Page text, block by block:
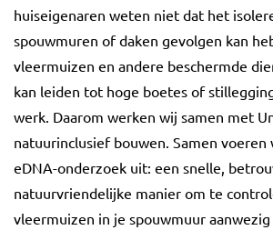
huiseigenaren weten niet dat het
spouwmuren of daken gevolgen kan
vleermuizen en andere beschermde
kan leiden tot hoge boetes of
werk. Daarom werken wij samen met
natuurinclusief bouwen. Samen
eDNA-onderzoek uit: een snelle,
natuurvriendelijke manier om te
vleermuizen in je spouwmuur aanwezig